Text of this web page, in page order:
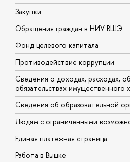
Закупки
Обращения граждан в НИУ ВШЭ
Фонд целевого капитала
Противодействие коррупции
Сведения о доходах, расходах,
обязательствах имущественного
Сведения об образовательной
Людям с ограниченными
Единая платежная страница
Работа в Вышке